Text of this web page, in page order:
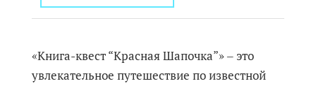
«Книга-квест “Красная Шапочка”» ‒ это
увлекательное путешествие по известной